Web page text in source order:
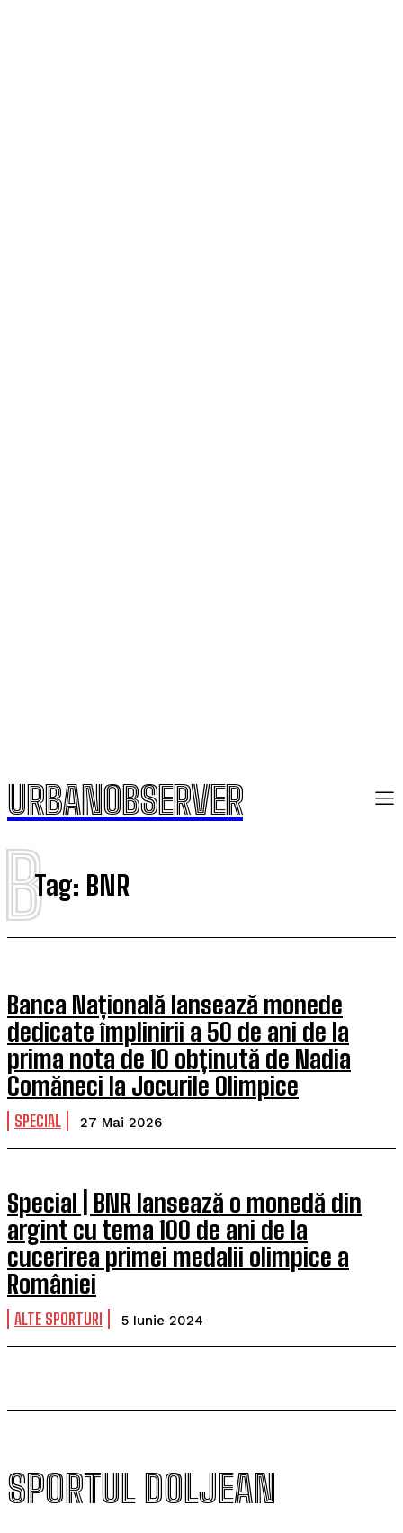
URBANOBSERVER
Tag: BNR
B
Banca Națională lansează monede
dedicate împlinirii a 50 de ani de la
prima nota de 10 obținută de Nadia
Comăneci la Jocurile Olimpice
SPECIAL 27 Mai 2026
Special | BNR lansează o monedă din
argint cu tema 100 de ani de la
cucerirea primei medalii olimpice a
României
ALTE SPORTURI 5 Iunie 2024
SPORTUL DOLJEAN